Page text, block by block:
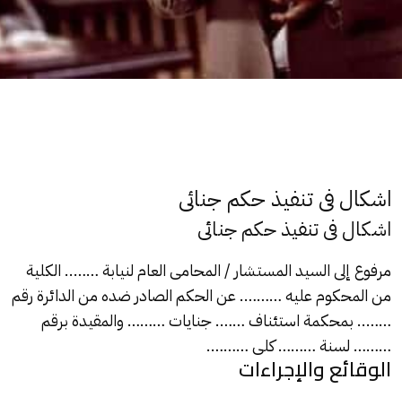
اشكال فى تنفيذ حكم جنائى
اشكال فى تنفيذ حكم جنائى
مرفوع إلى السيد المستشار / المحامى العام لنيابة …….. الكلية
من المحكوم عليه ………. عن الحكم الصادر ضده من الدائرة رقم
…….. بمحكمة استئناف ……. جنايات ……… والمقيدة برقم
……… لسنة ……… كلى ……….
الوقائع والإجراءات